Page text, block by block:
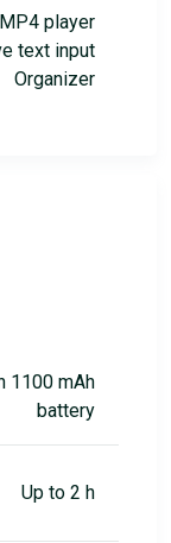
player
text input
Organizer
1100 mAh
battery
Up to 2 h